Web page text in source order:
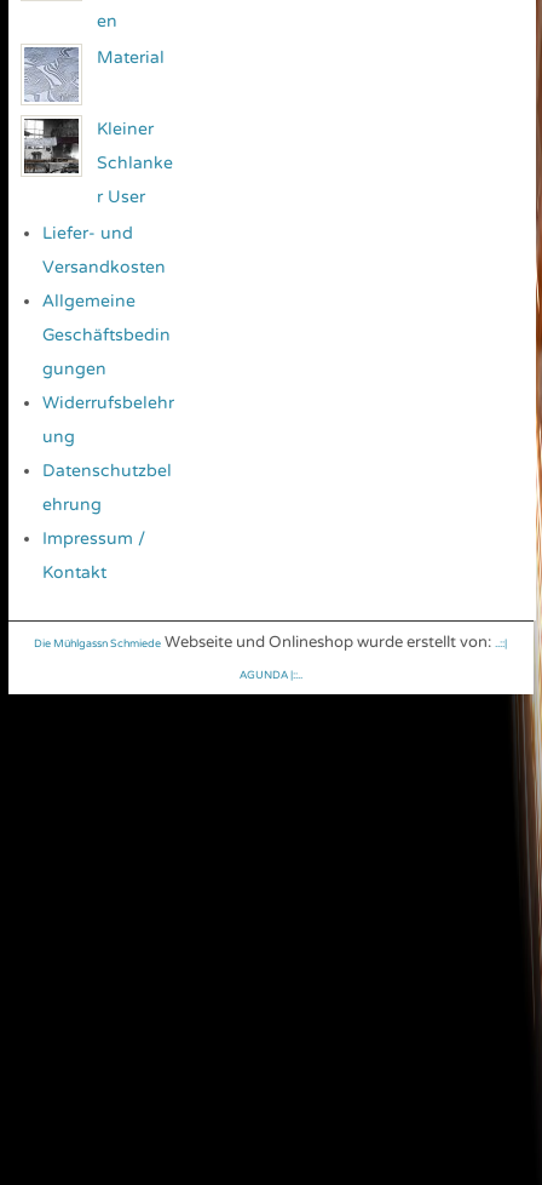
en
Material
Kleiner
Schlanke
r User
Liefer- und
Versandkosten
Allgemeine
Geschäftsbedin
gungen
Widerrufsbelehr
ung
Datenschutzbel
ehrung
Impressum /
Kontakt
Die Mühlgassn Schmiede Webseite und Onlineshop wurde erstellt von:..::|
AGUNDA |::..